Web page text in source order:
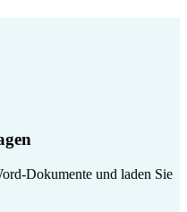
Dokumente und laden Sie